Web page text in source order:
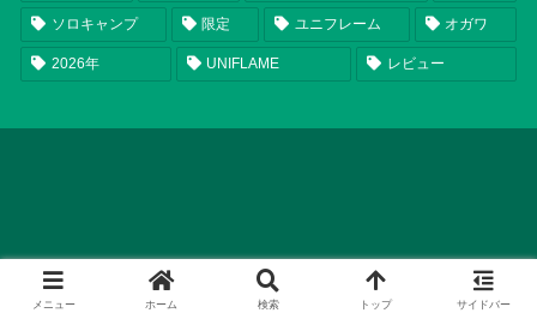
ソロキャンプ 限定 ユニフレーム オガワ
2026年 UNIFLAME レビュー
メニュー ホーム 検索 トップ サイドバー